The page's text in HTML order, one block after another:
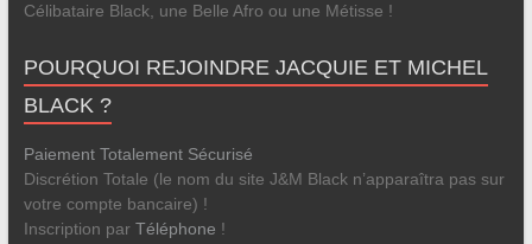
Célibataire Black, une Belle Afro ou une Métisse !
POURQUOI REJOINDRE JACQUIE ET MICHEL
BLACK ?
Paiement Totalement Sécurisé
Discrétion Totale (le nom du site J&M Black n’apparaîtra pas sur
votre compte bancaire) !
Inscription par Téléphone !